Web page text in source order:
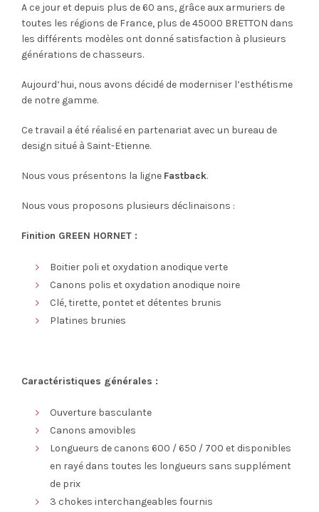
à
A ce jour et depuis plus de 60 ans, grâce aux armuriers de
toutes les régions de France, plus de 45000 BRETTON dans
les différents modèles ont donné satisfaction à plusieurs
générations de chasseurs.
Aujourd’hui, nous avons décidé de moderniser l’esthétisme
de notre gamme.
Ce travail a été réalisé en partenariat avec un bureau de
design situé à Saint-Etienne.
Nous vous présentons la ligne Fastback.
Nous vous proposons plusieurs déclinaisons :
Finition GREEN HORNET :
Boitier poli et oxydation anodique verte
Canons polis et oxydation anodique noire
Clé, tirette, pontet et détentes brunis
Platines brunies
Caractéristiques générales :
Ouverture basculante
Canons amovibles
Longueurs de canons 600 / 650 / 700 et disponibles
en rayé dans toutes les longueurs sans supplément
de prix
3 chokes interchangeables fournis